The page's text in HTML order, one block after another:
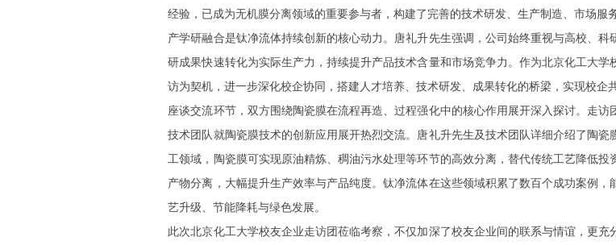
经验，已成为无机膜分离领域的重要参与者，构建了完善的技术研发、生产制造、市场服
产学研融合是钛净流体持续创新的核心动力。唐礼升先生强调，公司始终重视与高校、
研成果快速转化为实际生产力，持续提升产品技术含量和市场竞争力。作为北京化工大
访为契机，进一步深化校企协同，搭建人才培养、技术研发、成果转化的桥梁，实现校企共
座谈交流环节，双方围绕陶瓷膜在流程再造、过程强化中的核心作用展开深入探讨。走
技术团队就陶瓷膜技术的创新应用展开热烈交流。唐礼升先生及技术团队详细介绍了陶
工领域，陶瓷膜可实现原油精炼、稠油污水处理等环节的高效分离，替代传统工艺降低
产物分离，大幅提升生产效率与产品纯度。钛净流体在这些领域积累了数百个成功案例
艺升级、节能降耗与绿色发展。
此次北京化工大学校友企业走访团莅临考察，不仅加深了校友企业间的联系与情谊，更